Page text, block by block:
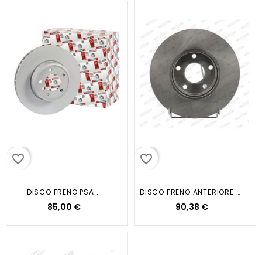
favorite_border
DISCO FRENO PSA...
85,00 €
favorite_border
DISCO FRENO ANTERIORE TRANSIT...
90,38 €